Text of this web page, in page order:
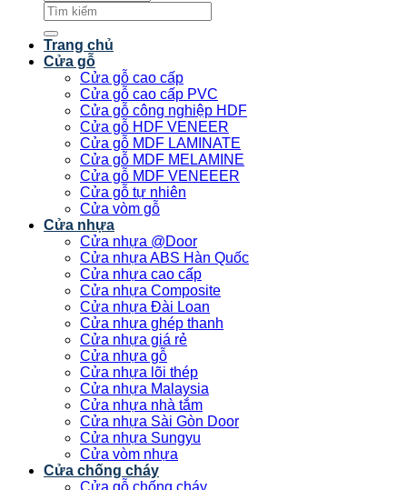
Tìm
kiếm:
Trang chủ
Cửa gỗ
Cửa gỗ cao cấp
Cửa gỗ cao cấp PVC
Cửa gỗ công nghiệp HDF
Cửa gỗ HDF VENEER
Cửa gỗ MDF LAMINATE
Cửa gỗ MDF MELAMINE
Cửa gỗ MDF VENEEER
Cửa gỗ tự nhiên
Cửa vòm gỗ
Cửa nhựa
Cửa nhựa @Door
Cửa nhựa ABS Hàn Quốc
Cửa nhựa cao cấp
Cửa nhựa Composite
Cửa nhựa Đài Loan
Cửa nhựa ghép thanh
Cửa nhựa giá rẻ
Cửa nhựa gỗ
Cửa nhựa lõi thép
Cửa nhựa Malaysia
Cửa nhựa nhà tắm
Cửa nhựa Sài Gòn Door
Cửa nhựa Sungyu
Cửa vòm nhựa
Cửa chống cháy